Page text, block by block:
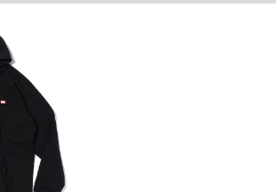
の場合】
ります。
下さい。（裾上げ無料対象商品は1本につき税込6,000円以
以下の商品は有料（500円+税）となります。）
お時間を頂く場合がございます。
交換不可となりますので、予めご了承下さい。
い商品がございます。(例：裾にファスナーや調節ひもが付
が施されている等)
ズの誤差がございます。また、お客様がご使用の環境（コ
、商品の色味が若干異なる場合がございます。予めご了承